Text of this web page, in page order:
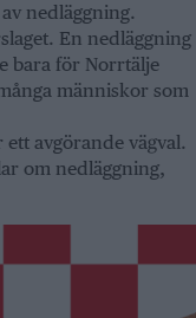
nedläggning.
En nedläggning
bara för Norrtälje
människor som
avgörande vägval.
om nedläggning,